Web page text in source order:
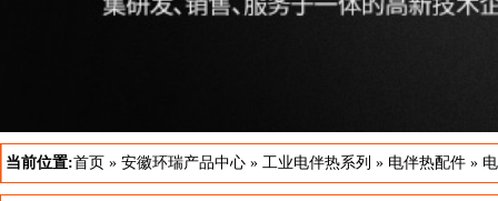
当前位置:首页 » 安徽环瑞产品中心 » 工业电伴热系列 » 电伴热配件 »